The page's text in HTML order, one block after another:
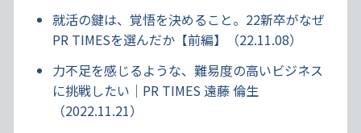
就活の鍵は、覚悟を決めること。22新卒がなぜ
PR TIMESを選んだか【前編】（22.11.08）
力不足を感じるような、難易度の高いビジネス
に挑戦したい｜PR TIMES 遠藤 倫生
（2022.11.21）